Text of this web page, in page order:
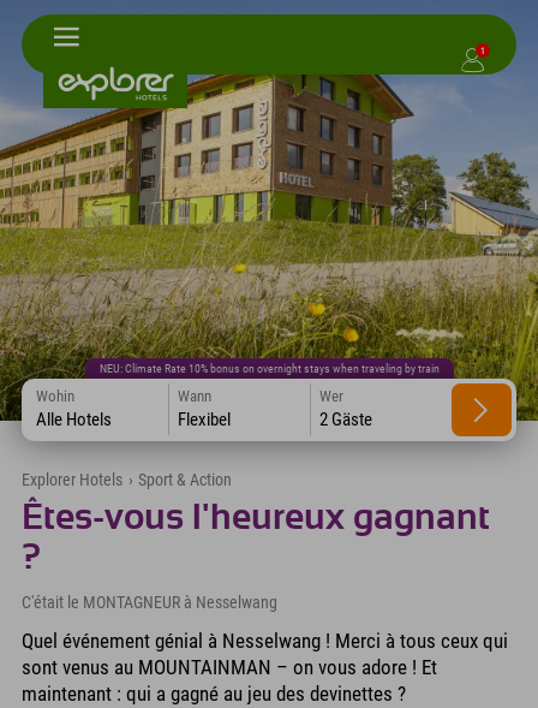
1
NEU: Climate Rate 10% bonus on overnight stays when traveling by train
Wohin
Alle Hotels
Wann
Flexibel
Wer
2 Gäste
Explorer Hotels › Sport & Action
Êtes-vous l'heureux gagnant
?
C'était le MONTAGNEUR à Nesselwang
Quel événement génial à Nesselwang ! Merci à tous ceux qui
sont venus au MOUNTAINMAN – on vous adore ! Et
maintenant : qui a gagné au jeu des devinettes ?